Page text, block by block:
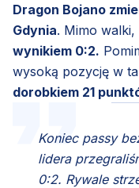
Dragon Bojano
Gdynia. Mimo walki,
wynikiem 0:2.
wysoką pozycję w
dorobkiem 21
Koniec passy
lidera
0:2. Rywale